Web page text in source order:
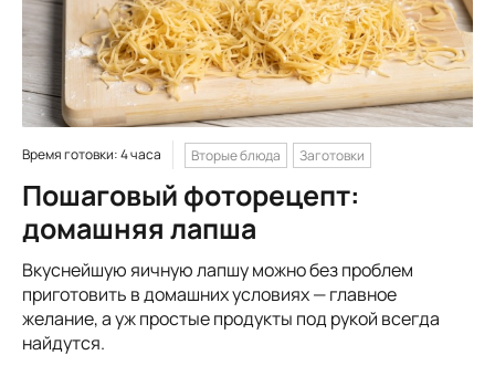
Время готовки: 4 часа Вторые блюда Заготовки
Пошаговый фоторецепт:
домашняя лапша
Вкуснейшую яичную лапшу можно без проблем
приготовить в домашних условиях — главное
желание, а уж простые продукты под рукой всегда
найдутся.